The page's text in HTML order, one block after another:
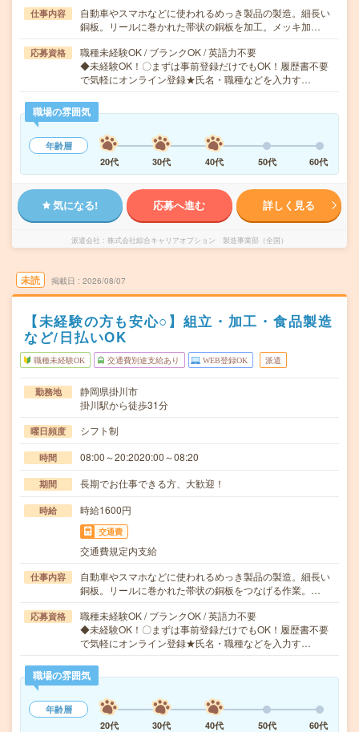
仕事内容
自動車やスマホなどに使われるめっき製品の製造。細長い
銅板。リールに巻かれた帯状の銅板を加工。メッキ加…
応募資格
職種未経験OK / ブランクOK / 英語力不要
◆未経験OK！〇まずは事前登録だけでもOK！履歴書不要
で気軽にオンライン登録★氏名・職種などを入力す…
職場の雰囲気
年齢層
20代
30代 40代 50代 60代
気になる! 応募へ進む 詳しく見る
派遣会社 株式会社綜合キャリアオプション 製造事業部（全国）
未読 掲載日 2026/08/07
【未経験の方も安心○】組立・加工・食品製造
など/日払いOK
職種未経験OK 交通費別途支給あり WEB登録OK 派遣
勤務地
静岡県掛川市
掛川駅から徒歩31分
曜日頻度 シフト制
時間 08:00～20:2020:00～08:20
期間 長期でお仕事できる方、大歓迎！
時給 時給1600円
交通費
交通費規定内支給
仕事内容
自動車やスマホなどに使われるめっき製品の製造。細長い
銅板。リールに巻かれた帯状の銅板をつなげる作業。…
応募資格
職種未経験OK / ブランクOK / 英語力不要
◆未経験OK！〇まずは事前登録だけでもOK！履歴書不要
で気軽にオンライン登録★氏名・職種などを入力す…
職場の雰囲気
年齢層
20代
30代 40代 50代 60代